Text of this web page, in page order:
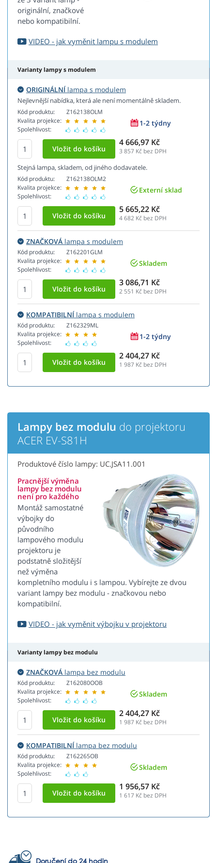
originální, značkové
nebo kompatibilní.
VIDEO - jak vyměnit lampu s modulem
Varianty lampy s modulem
ORIGINÁLNÍlampa s modulem
Nejlevnější nabídka, která ale není momentálně skladem.
Kód produktu:
Kvalita projekce:
Spolehlivost:
Z162138OLM
1-2 týdny
4 666,97 Kč
3 857 Kč bez DPH
Stejná lampa, skladem, od jiného dodavatele.
Kód produktu:
Kvalita projekce:
Spolehlivost:
Z162138OLM2
Externí sklad
5 665,22 Kč
4 682 Kč bez DPH
ZNAČKOVÁ lampa s modulem
Kód produktu:
Kvalita projekce:
Spolehlivost:
Z162201GLM
Skladem
3 086,71 Kč
2 551 Kč bez DPH
KOMPATIBILNÍlampa s modulem
Kód produktu:
Kvalita projekce:
Spolehlivost:
Z162329ML
1-2 týdny
2 404,27 Kč
1 987 Kč bez DPH
Lampy bez modulu do projektoru
ACER EV-S81H
Produktové číslo lampy: UC.JSA11.001
Pracnější výměna
lampy bez modulu
není pro každého
Montáž samostatné
výbojky do
původního
lampového modulu
projektoru je
podstatně složitější
než výměna
kompletního modulu i s lampou. Vybírejte ze dvou
variant lampy bez modulu - značkovou nebo
kompatibilní.
VIDEO - jak vyměnit výbojku v projektoru
Varianty lampy bez modulu
ZNAČKOVÁ lampa bez modulu
Kód produktu:
Kvalita projekce:
Spolehlivost:
Z162080OOB
Skladem
2 404,27 Kč
1 987 Kč bez DPH
KOMPATIBILNÍlampa bez modulu
Kód produktu:
Kvalita projekce:
Spolehlivost:
Z162265OB
Skladem
1 956,57 Kč
1 617 Kč bez DPH
Doručení do 24 hodin